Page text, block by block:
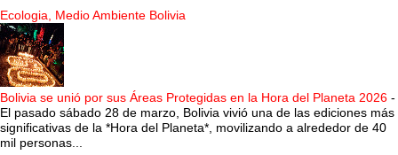
Ecologia, Medio Ambiente Bolivia
Bolivia se unió por sus Áreas Protegidas en la Hora del Planeta 2026 -
El pasado sábado 28 de marzo, Bolivia vivió una de las ediciones más
significativas de la *Hora del Planeta*, movilizando a alrededor de 40
mil personas...